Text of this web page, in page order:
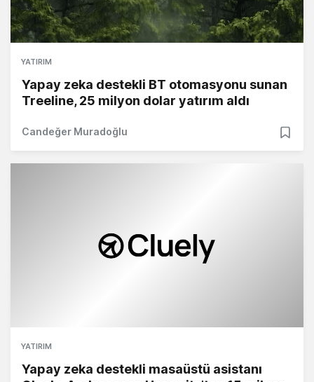
YATIRIM
Yapay zeka destekli BT otomasyonu sunan
Treeline, 25 milyon dolar yatırım aldı
Candeğer Muradoğlu
YATIRIM
Yapay zeka destekli masaüstü asistanı